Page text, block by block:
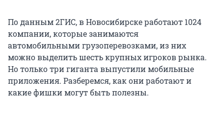
По данным 2ГИС, в Новосибирске работают 1024
компании, которые занимаются
автомобильными грузоперевозками, из них
можно выделить шесть крупных игроков рынка.
Но только три гиганта выпустили мобильные
приложения. Разберемся, как они работают и
какие фишки могут быть полезны.